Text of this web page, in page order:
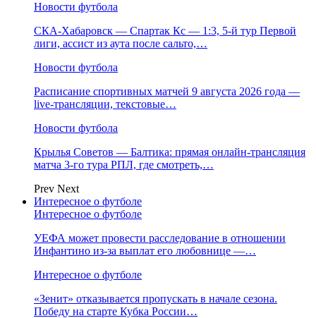
Новости футбола
СКА-Хабаровск — Спартак Кс — 1:3, 5-й тур Первой
лиги, ассист из аута после сальто,…
Новости футбола
Расписание спортивных матчей 9 августа 2026 года —
live-трансляции, текстовые…
Новости футбола
Крылья Советов — Балтика: прямая онлайн-трансляция
матча 3-го тура РПЛ, где смотреть,…
Prev Next
Интересное о футболе
Интересное о футболе
УЕФА может провести расследование в отношении
Инфантино из‑за выплат его любовнице —…
Интересное о футболе
«Зенит» отказывается пропускать в начале сезона.
Победу на старте Кубка России…